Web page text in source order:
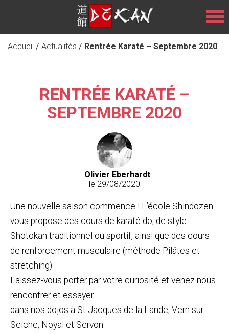
Accueil / Actualités / Rentrée Karaté – Septembre 2020
RENTRÉE KARATÉ –
SEPTEMBRE 2020
Olivier Eberhardt
le 29/08/2020
Une nouvelle saison commence ! L’école Shindozen
vous propose des cours de karaté do, de style
Shotokan traditionnel ou sportif, ainsi que des cours
de renforcement musculaire (méthode Pilâtes et
stretching).
Laissez-vous porter par votre curiosité et venez nous
rencontrer et essayer
dans nos dojos à St Jacques de la Lande, Vern sur
Seiche, Noyal et Servon